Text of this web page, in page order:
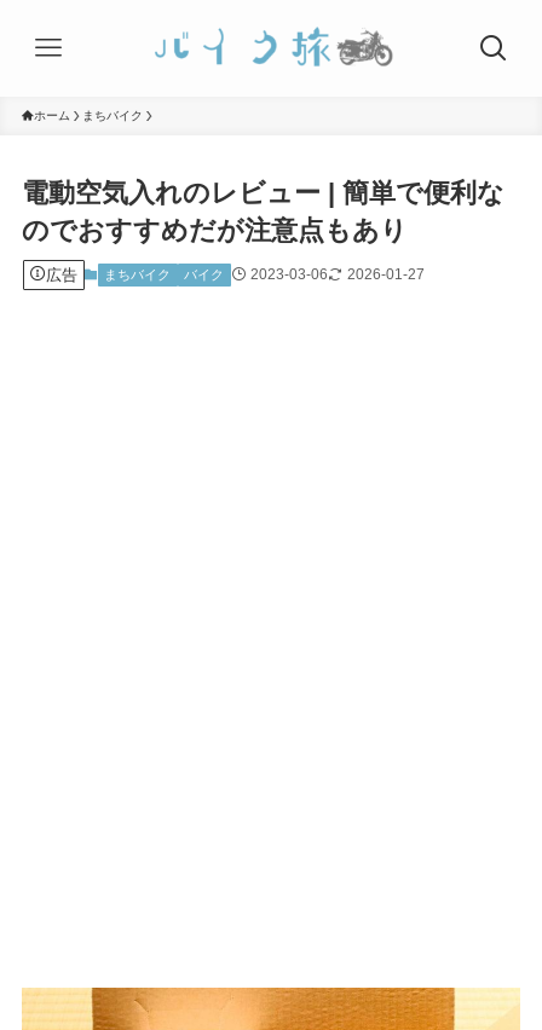
ホーム まちバイク
‎電動空気入れのレビュー | 簡単で便利な
のでおすすめだが注意点もあり
広告 まちバイク バイク 2023-03-06 2026-01-27